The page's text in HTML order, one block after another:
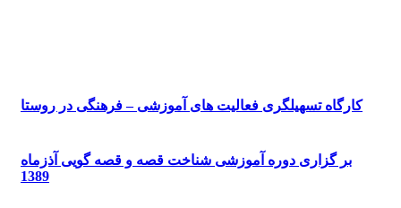
کارگاه تسهیلگری فعالیت های آموزشی – فرهنگی در روستا
بر گزاری دوره آموزشی شناخت قصه و قصه گویی آذزماه
1389